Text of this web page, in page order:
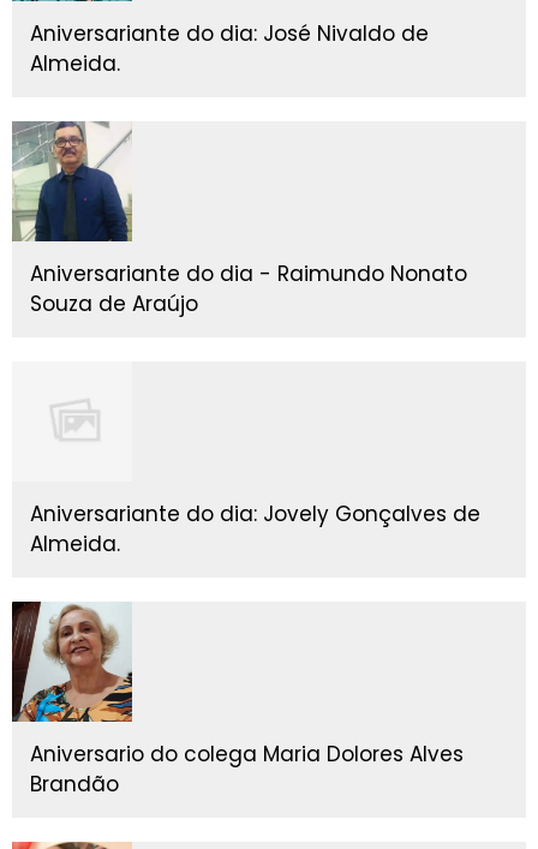
Aniversariante do dia: José Nivaldo de
Almeida.
Aniversariante do dia - Raimundo Nonato
Souza de Araújo
Aniversariante do dia: Jovely Gonçalves de
Almeida.
Aniversario do colega Maria Dolores Alves
Brandão